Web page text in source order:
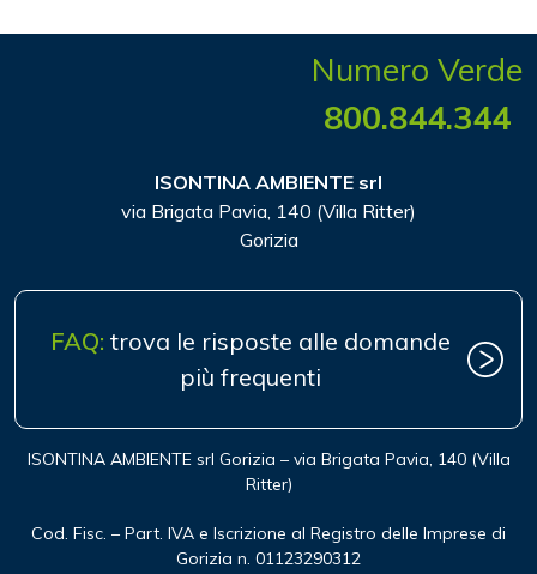
Numero Verde
800.844.344
ISONTINA AMBIENTE srl
via Brigata Pavia, 140 (Villa Ritter)
Gorizia
FAQ: trova le risposte alle domande
più frequenti
ISONTINA AMBIENTE srl Gorizia – via Brigata Pavia, 140 (Villa
Ritter)
Cod. Fisc. – Part. IVA e Iscrizione al Registro delle Imprese di
Gorizia n. 01123290312